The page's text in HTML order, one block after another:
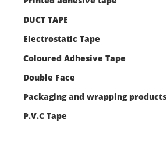
DUCT TAPE
Electrostatic Tape
Coloured Adhesive Tape
Double Face
Packaging and wrapping products
P.V.C Tape